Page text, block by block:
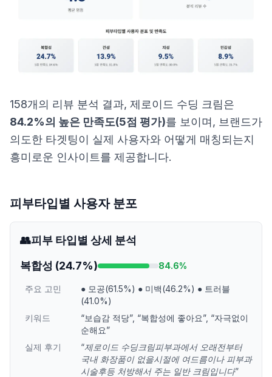
158개의 리뷰 분석 결과, 제로이드 수딩 크림은
84.2%의 높은 만족도(5점 평가)를 보이며, 브랜드가
의도한 타겟팅이 실제 사용자와 어떻게 매칭되는지
흥미로운 인사이트를 제공합니다.
피부타입별 사용자 분포
👥피부 타입별 상세 분석
복합성 (24.7%) 84.6%
주요 고민 ● 모공(61.5%) ● 미백(46.2%) ● 트러블
(41.0%)
키워드
“보습감 적당”, “복합성에 좋아요”, “자극없이
순해요”
실제 후기
“제로이드 수딩크림피부과에서 오래전부터
국내 화장품이 없을시절에 여드름이나 피부과
시술후등 처방해서 주는 일반 크림입니다”